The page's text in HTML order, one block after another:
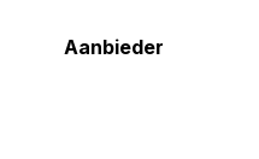
Aanbieder